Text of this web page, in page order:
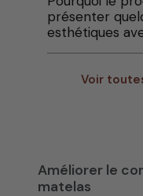
présenter
esthétiques
Voir
Améliorer le
matelas